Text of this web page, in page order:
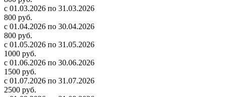
с 01.03.2026 по 31.03.2026
800 руб.
с 01.04.2026 по 30.04.2026
800 руб.
с 01.05.2026 по 31.05.2026
1000 руб.
с 01.06.2026 по 30.06.2026
1500 руб.
с 01.07.2026 по 31.07.2026
2500 руб.